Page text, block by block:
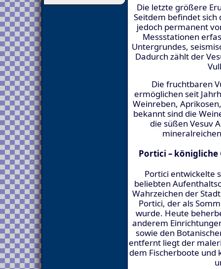
Die letzte größere
Seitdem befindet sich
jedoch permanent
Messstationen
Untergrundes,
Dadurch zählt der
Die fruchtbaren
ermöglichen seit
Weinreben,
bekannt sind die
die süßen Vesuv
Portici – königliche
Portici entwickelte
beliebten
Wahrzeichen der
Portici, der als
wurde. Heute
anderem
sowie den
entfernt liegt der
dem Fischerboote und